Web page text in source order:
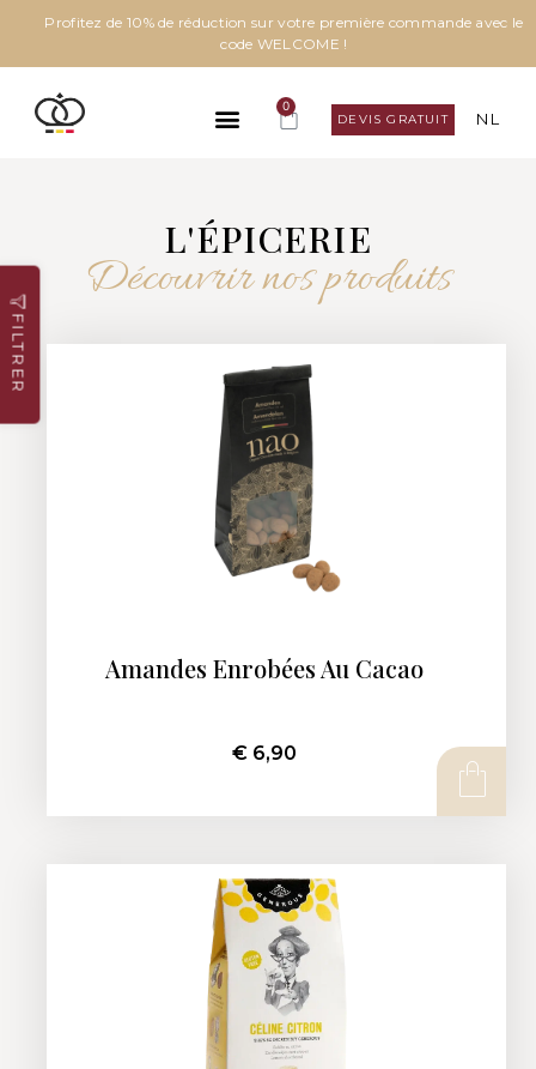
Profitez de 10% de réduction sur votre première commande avec le
code WELCOME !
0
DEVIS GRATUIT NL
L'ÉPICERIE
Découvrir nos produits
FILTRER
Amandes Enrobées Au Cacao
€ 6,90